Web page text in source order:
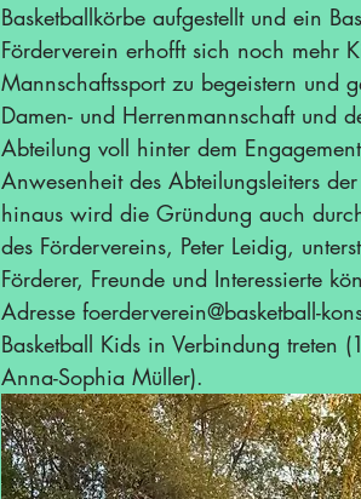
Basketballkörbe aufgestellt und ein
Förderverein erhofft sich noch mehr
Mannschaftssport zu begeistern und
Damen- und Herrenmannschaft und
Abteilung voll hinter dem
Anwesenheit des Abteilungsleiters
hinaus wird die Gründung auch
des Fördervereins, Peter Leidig,
Förderer, Freunde und Interessierte
Adresse foerderverein@basketball-
Basketball Kids in Verbindung treten
Anna-Sophia Müller).